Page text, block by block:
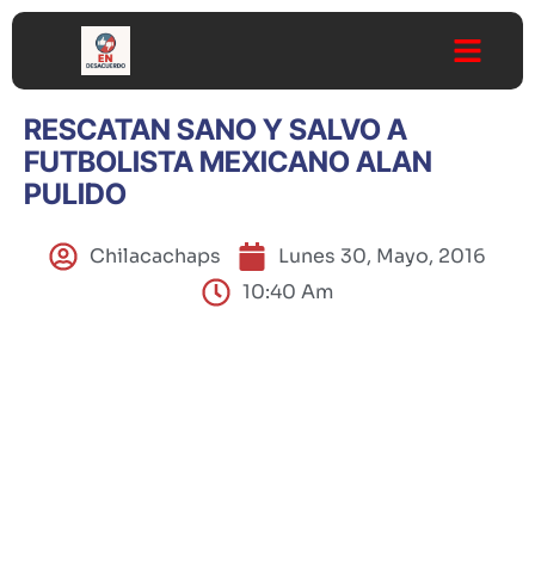
RESCATAN SANO Y SALVO A
FUTBOLISTA MEXICANO ALAN
PULIDO
Chilacachaps
Lunes 30, Mayo, 2016
10:40 Am